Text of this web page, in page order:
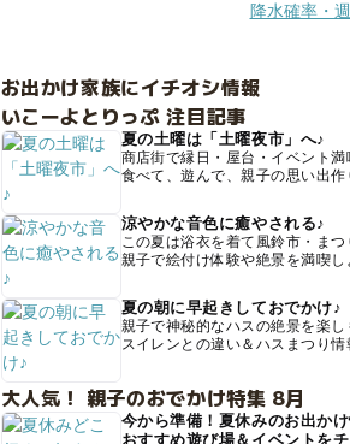
降水確率・
お出かけ家族にイチオシ情報
いこーよとりっぷ 注目記事
夏の土曜は「土曜夜市」へ♪
商店街で縁日・屋台・イベント満
食べて、遊んで、親子の思い出作
涼やかな音色に癒やされる♪
この夏は浴衣を着て風鈴市・まつ
親子で絵付け体験や絶景を満喫し
夏の朝に早起きしておでかけ♪
親子で神秘的なハスの絶景を楽し
スイレンとの違い＆ハスまつり情
大人気！ 親子のおでかけ特集 8月
今から準備！夏休みのお出か
おすすめ遊び場＆イベントをチ